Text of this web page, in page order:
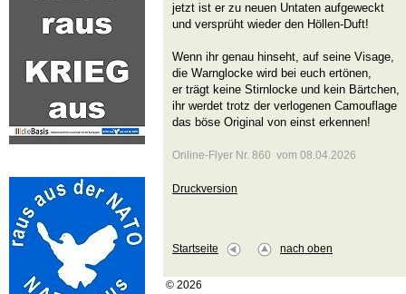
jetzt ist er zu neuen Untaten aufgeweckt
und versprüht wieder den Höllen-Duft!
Wenn ihr genau hinseht, auf seine Visage,
die Warnglocke wird bei euch ertönen,
er trägt keine Stirnlocke und kein Bärtchen,
ihr werdet trotz der verlogenen Camouflage
das böse Original von einst erkennen!
Online-Flyer Nr. 860 vom 08.04.2026
Druckversion
Startseite nach oben
© 2026